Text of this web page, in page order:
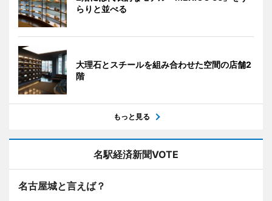
らりと並べる
大理石とスチールを組み合わせた空間の店舗2
階
もっと見る
名駅経済新聞VOTE
名古屋城と言えば？